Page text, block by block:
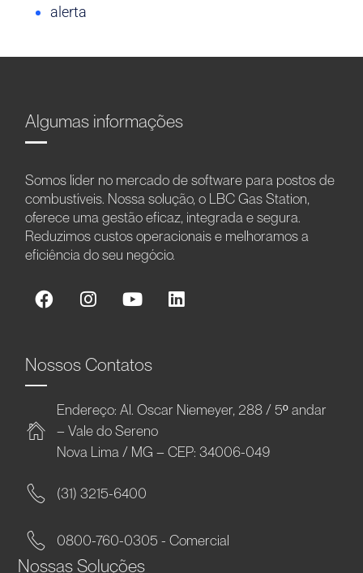
alerta
Algumas informações
Somos líder no mercado de software para postos de
combustíveis. Nossa solução, o LBC Gas Station,
oferece uma gestão eficaz, integrada e segura.
Reduzimos custos operacionais e melhoramos a
eficiência do seu negócio.
Nossos Contatos
Endereço: Al. Oscar Niemeyer, 288 / 5º andar
– Vale do Sereno
Nova Lima / MG – CEP: 34006-049
(31) 3215-6400
0800-760-0305 - Comercial
Nossas Soluções